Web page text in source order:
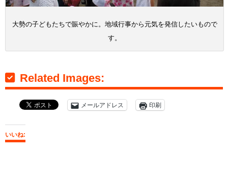
大勢の子どもたちで賑やかに。地域行事から元気を発信したいもので
す。
Related Images:
メールアドレス 印刷
いいね: